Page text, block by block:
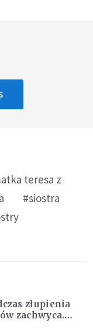
teresa z
#siostra
złupienia
zachwyca.
w Castel